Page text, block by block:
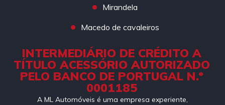
Mirandela
Macedo de cavaleiros
INTERMEDIÁRIO DE CRÉDITO A
TÍTULO ACESSÓRIO AUTORIZADO
PELO BANCO DE PORTUGAL N.º
0001185
A ML Automóveis é uma empresa experiente,